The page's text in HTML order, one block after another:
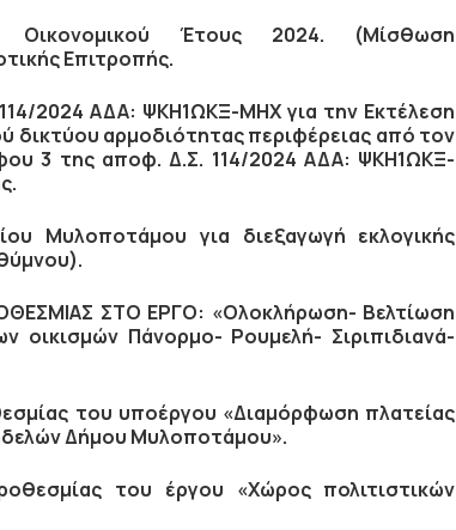
Οικονομικού Έτους 2024. (Μίσθωση
Επιτροπής.
2024 ΑΔΑ: ΨΚΗ1ΩΚΞ-ΜΗΧ για την Εκτέλεση
δικτύου αρμοδιότητας περιφέρειας από τον
3 της αποφ. Δ.Σ. 114/2024 ΑΔΑ: ΨΚΗ1ΩΚΞ-
Μυλοποτάμου για διεξαγωγή εκλογικής
ΣΤΟ ΕΡΓΟ: «Ολοκλήρωση- Βελτίωση
οικισμών Πάνορμο- Ρουμελή- Σιριπιδιανά-
του υποέργου «Διαμόρφωση πλατείας
Δήμου Μυλοποτάμου».
του έργου «Χώρος πολιτιστικών